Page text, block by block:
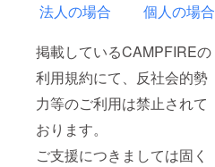
法人の場合
個人の場合
掲載しているCAMPFIREの
利用規約にて、反社会的勢
力等のご利用は禁止されて
おります。
ご支援につきましては固く